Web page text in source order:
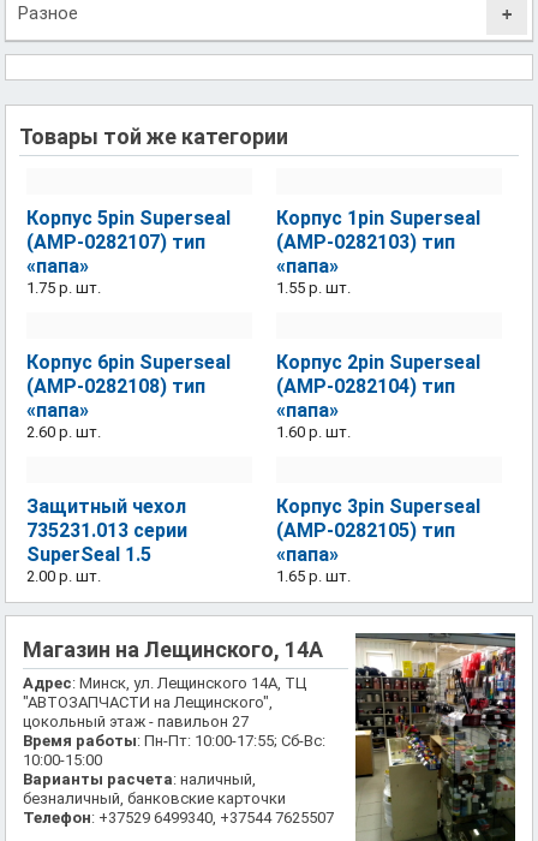
Разное
Товары той же категории
Корпус 5pin Superseal
(AMP-0282107) тип
«папа»
1.75 р. шт.
Корпус 1pin Superseal
(AMP-0282103) тип
«папа»
1.55 р. шт.
Корпус 6pin Superseal
(AMP-0282108) тип
«папа»
2.60 р. шт.
Корпус 2pin Superseal
(AMP-0282104) тип
«папа»
1.60 р. шт.
Защитный чехол
735231.013 серии
SuperSeal 1.5
2.00 р. шт.
Корпус 3pin Superseal
(AMP-0282105) тип
«папа»
1.65 р. шт.
Магазин на Лещинского, 14А
Адрес: Минск, ул. Лещинского 14А, ТЦ
"АВТОЗАПЧАСТИ на Лещинского",
цокольный этаж - павильон 27
Время работы: Пн-Пт: 10:00-17:55; Сб-Вс:
10:00-15:00
Варианты расчета: наличный,
безналичный, банковские карточки
Телефон: +37529 6499340, +37544 7625507